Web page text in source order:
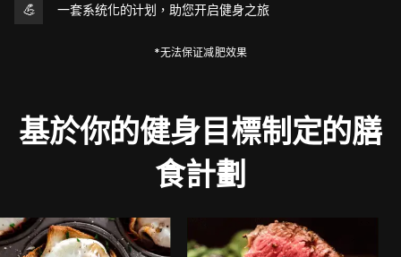
💪 一套系统化的计划，助您开启健身之旅
*无法保证减肥效果
基於你的健身目標制定的膳
食計劃